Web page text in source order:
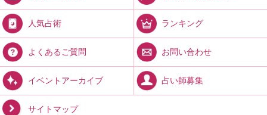
人気占術 ランキング
よくあるご質問 お問い合わせ
イベントアーカイブ 占い師募集
サイトマップ